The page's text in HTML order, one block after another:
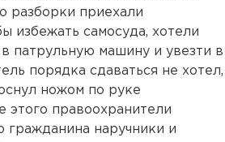
разборки приехали
избежать самосуда, хотели
патрульную машину и увезти в
порядка сдаваться не хотел,
ножом по руке
этого правоохранители
гражданина наручники и